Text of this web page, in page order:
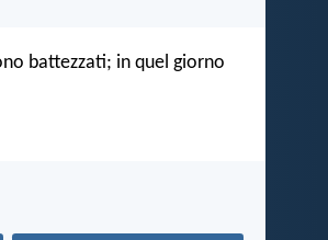
battezzati; in quel giorno